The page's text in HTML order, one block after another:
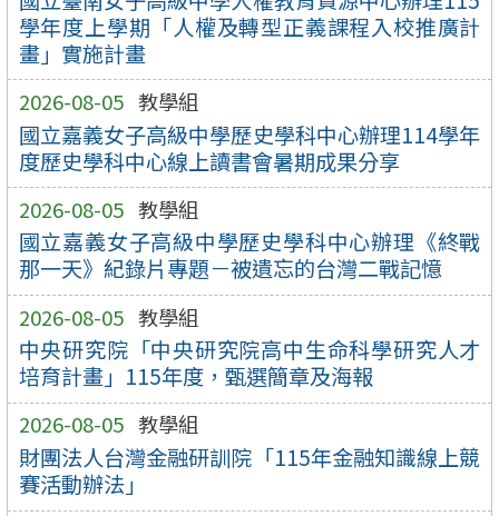
學年度上學期「人權及轉型正義課程入校推廣計
畫」實施計畫
2026-08-05 教學組
國立嘉義女子高級中學歷史學科中心辦理114學年
度歷史學科中心線上讀書會暑期成果分享
2026-08-05 教學組
國立嘉義女子高級中學歷史學科中心辦理《終戰
那一天》紀錄片專題－被遺忘的台灣二戰記憶
2026-08-05 教學組
中央研究院「中央研究院高中生命科學研究人才
培育計畫」115年度，甄選簡章及海報
2026-08-05 教學組
財團法人台灣金融研訓院「115年金融知識線上競
賽活動辦法」